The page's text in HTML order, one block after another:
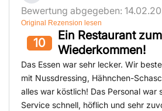
Bewertung abgegeben:
Original Rezension lesen
10
Ein Restaurant zum
Wiederkommen!
Das Essen war sehr lecker. Wir
mit Nussdressing, Hähnchen-
alles war köstlich! Das Personal war
Service schnell, höflich und sehr